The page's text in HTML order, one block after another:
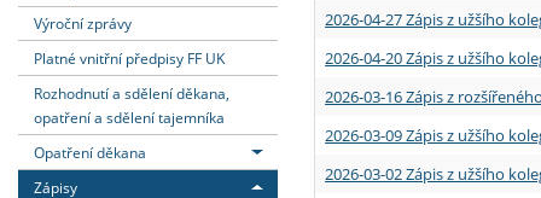
Absolventi fakulty
Vyjíždějící zaměstnanci
Výroční zprávy
Platné vnitřní předpisy FF UK
Rozhodnutí a sdělení děkana,
opatření a sdělení tajemníka
Opatření děkana
Zápisy
2026-04-27 Zápis z užšího
2026-04-20 Zápis z užšího
2026-03-16 Zápis z
2026-03-09 Zápis z užšího
2026-03-02 Zápis z užšího